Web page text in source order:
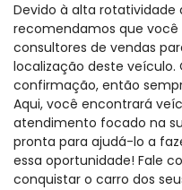
Devido à alta rotatividade
recomendamos que
consultores de vendas
localização deste veículo.
confirmação, então
Aqui, você encontrará
atendimento focado na
pronta para ajudá-lo a
essa oportunidade! Fale
conquistar o carro dos